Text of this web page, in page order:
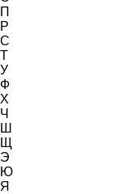
П
Р
С
Т
У
Ф
Х
Ч
Ш
Щ
Э
Ю
Я